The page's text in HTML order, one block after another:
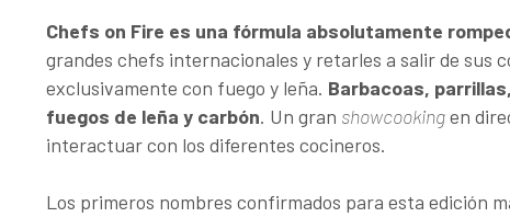
Chefs on Fire es una fórmula absolutamente
grandes chefs internacionales y retarles a salir de sus
exclusivamente con fuego y leña. Barbacoas,
fuegos de leña y carbón. Un gran showcookingen
interactuar con los diferentes cocineros.
Los primeros nombres confirmados para esta edición